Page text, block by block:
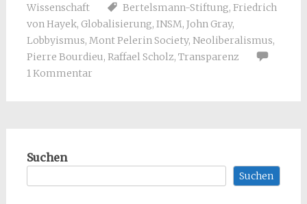
Wissenschaft
Bertelsmann-Stiftung, Friedrich
von Hayek, Globalisierung, INSM, John Gray,
Lobbyismus, Mont Pelerin Society, Neoliberalismus,
Pierre Bourdieu, Raffael Scholz, Transparenz
1 Kommentar
Suchen
Suchen